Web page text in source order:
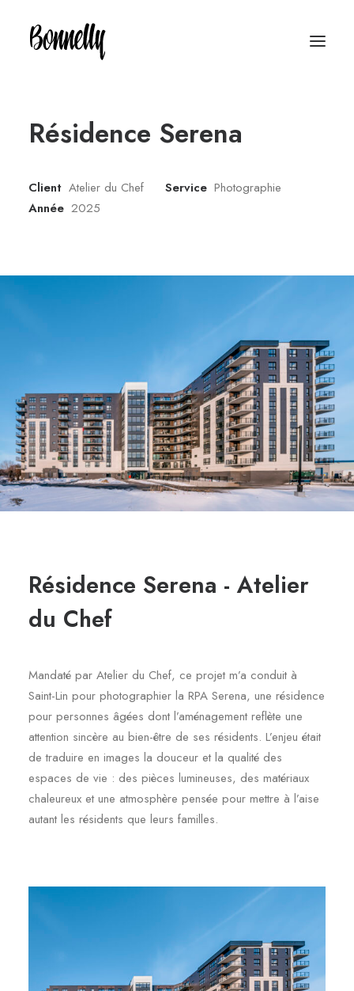
Résidence Serena
Client Atelier du Chef Service Photographie
Année 2025
Résidence Serena - Atelier
du Chef
Mandaté par Atelier du Chef, ce projet m’a conduit à
Saint-Lin pour photographier la RPA Serena, une résidence
pour personnes âgées dont l’aménagement reflète une
attention sincère au bien-être de ses résidents. L’enjeu était
de traduire en images la douceur et la qualité des
espaces de vie : des pièces lumineuses, des matériaux
chaleureux et une atmosphère pensée pour mettre à l’aise
autant les résidents que leurs familles.